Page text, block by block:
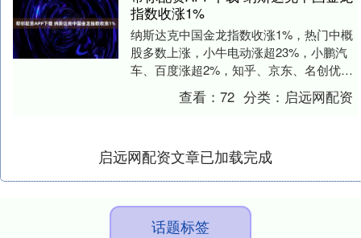
指数收涨1%
纳斯达克中国金龙指数收涨1%，热门中概
股多数上涨，小牛电动涨超23%，小鹏汽
车、百度涨超2%，知乎、京东、名创优品
涨超1%，蔚来跌超1%。 文章来源：东方
查看：72 分类： 启远网配资
启远网配资文章已加载完成
话题标签